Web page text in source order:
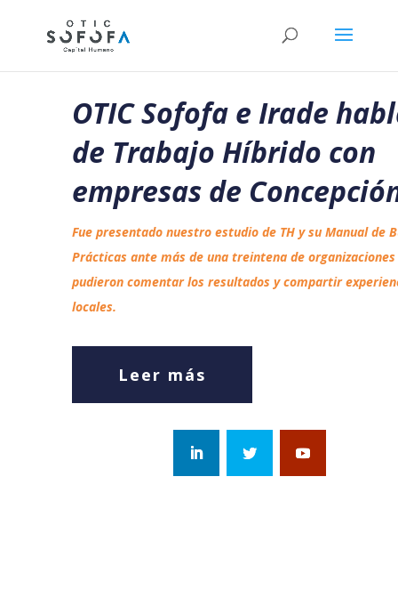
OTIC Sofofa e Irade
de Trabajo Híbrido con
empresas de
Fue presentado nuestro estudio de TH y su Manual de
Prácticas ante más de una treintena de organizaciones
pudieron comentar los resultados y compartir
locales.
Leer más